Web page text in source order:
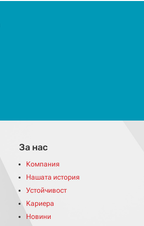
За нас
Компания
Нашата история
Устойчивост
Kариера
Новини